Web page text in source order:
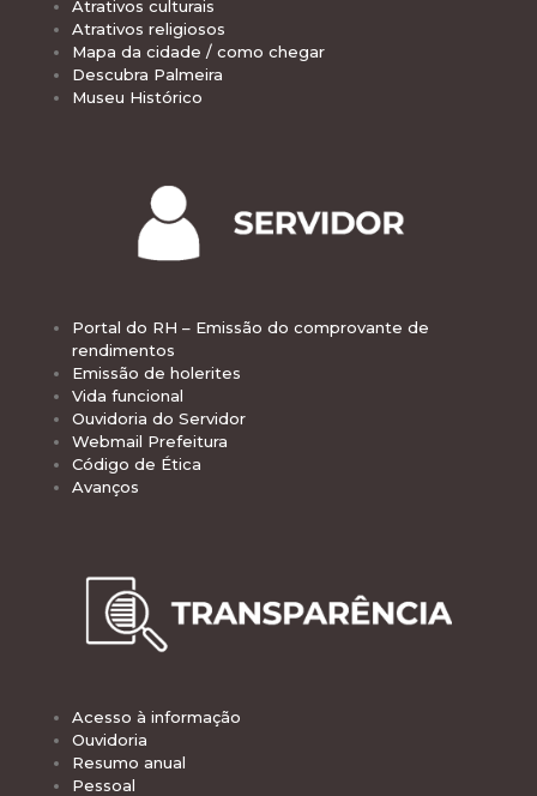
Atrativos culturais
Atrativos religiosos
Mapa da cidade / como chegar
Descubra Palmeira
Museu Histórico
Portal do RH – Emissão do comprovante de
rendimentos
Emissão de holerites
Vida funcional
Ouvidoria do Servidor
Webmail Prefeitura
Código de Ética
Avanços
Acesso à informação
Ouvidoria
Resumo anual
Pessoal